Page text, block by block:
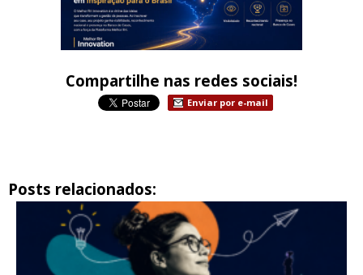
Compartilhe nas redes sociais!
Enviar por e-mail
Posts relacionados: